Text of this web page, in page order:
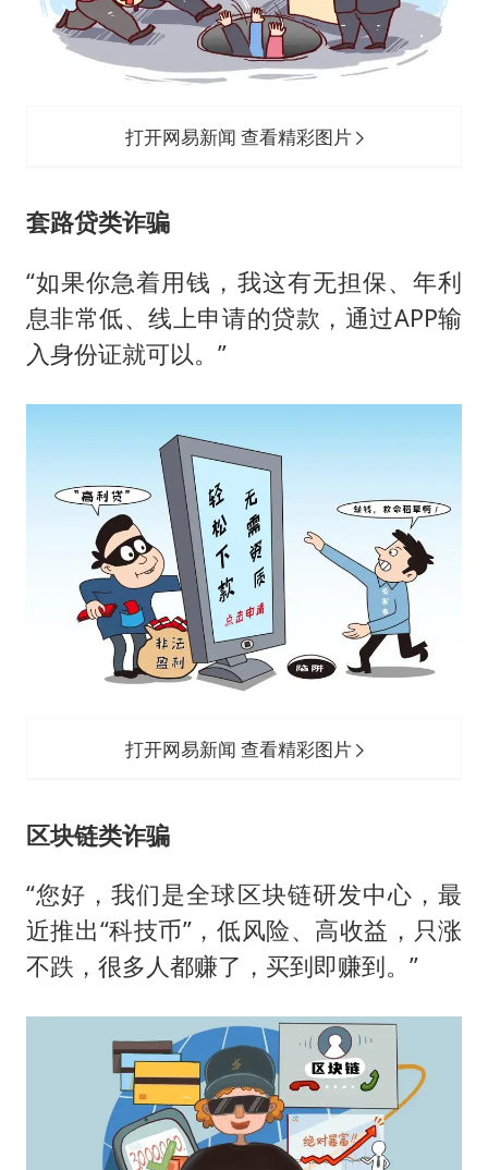
打开网易新闻 查看精彩图片
套路贷类诈骗
“如果你急着用钱，我这有无担保、年利
息非常低、线上申请的贷款，通过APP输
入身份证就可以。”
打开网易新闻 查看精彩图片
区块链类诈骗
“您好，我们是全球区块链研发中心，最
近推出“科技币”，低风险、高收益，只涨
不跌，很多人都赚了，买到即赚到。”